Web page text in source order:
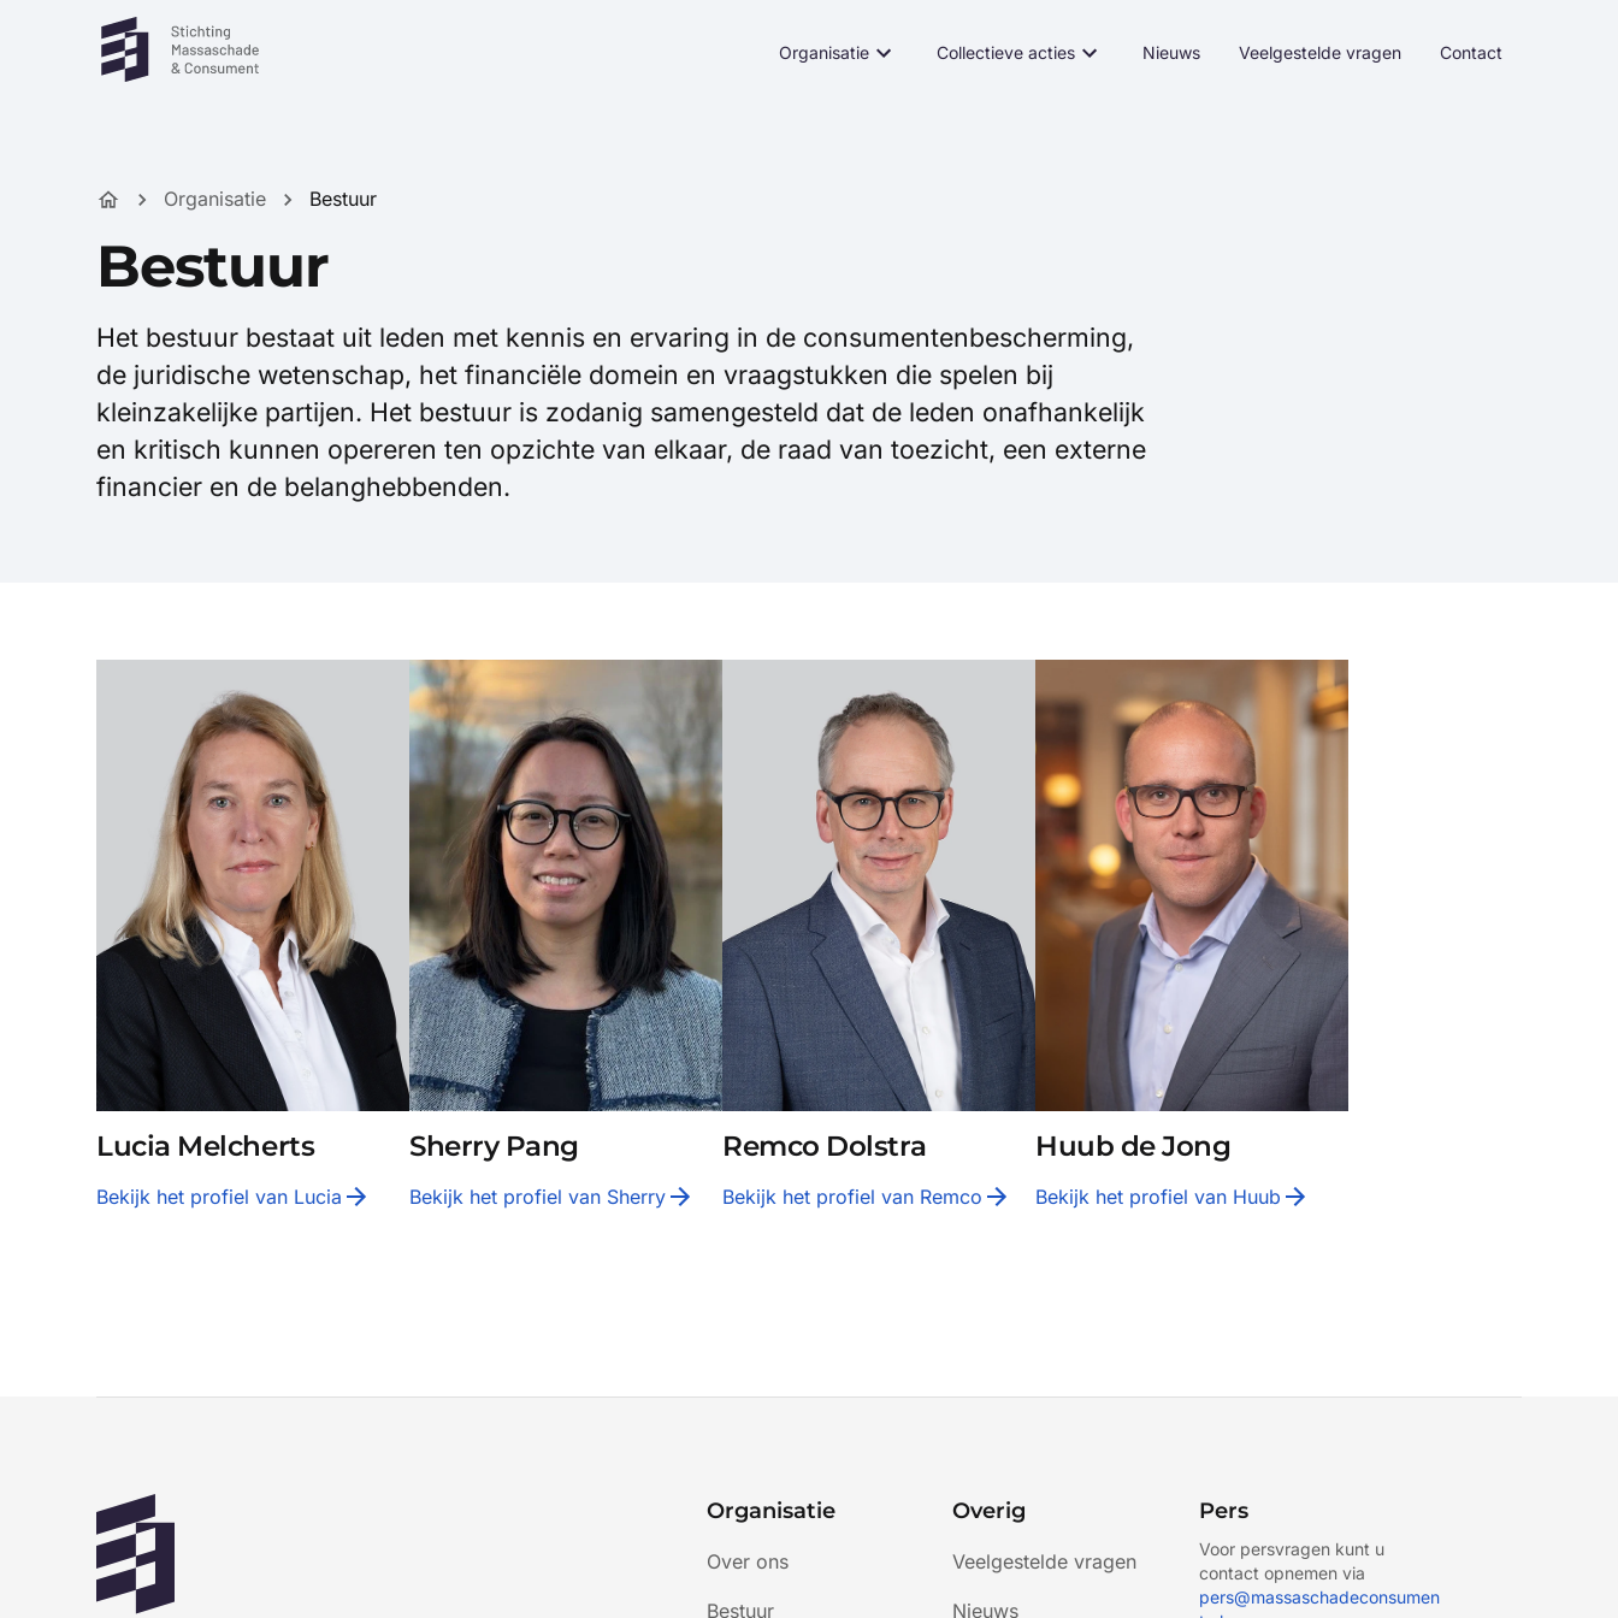
Organisatie Collectieve acties Nieuws Veelgestelde vragen Contact
Organisatie Bestuur
Bestuur
Het bestuur bestaat uit leden met kennis en ervaring in de consumentenbescherming,
de juridische wetenschap, het financiële domein en vraagstukken die spelen bij
kleinzakelijke partijen. Het bestuur is zodanig samengesteld dat de leden onafhankelijk
en kritisch kunnen opereren ten opzichte van elkaar, de raad van toezicht, een externe
financier en de belanghebbenden.
Lucia Melcherts
Bekijk het profiel van Lucia
Sherry Pang
Bekijk het profiel van Sherry
Remco Dolstra
Bekijk het profiel van Remco
Huub de Jong
Bekijk het profiel van Huub
Organisatie
Over ons
Bestuur
Overig
Veelgestelde vragen
Nieuws
Pers
Voor persvragen kunt u
contact opnemen via
pers@massaschadeconsumen